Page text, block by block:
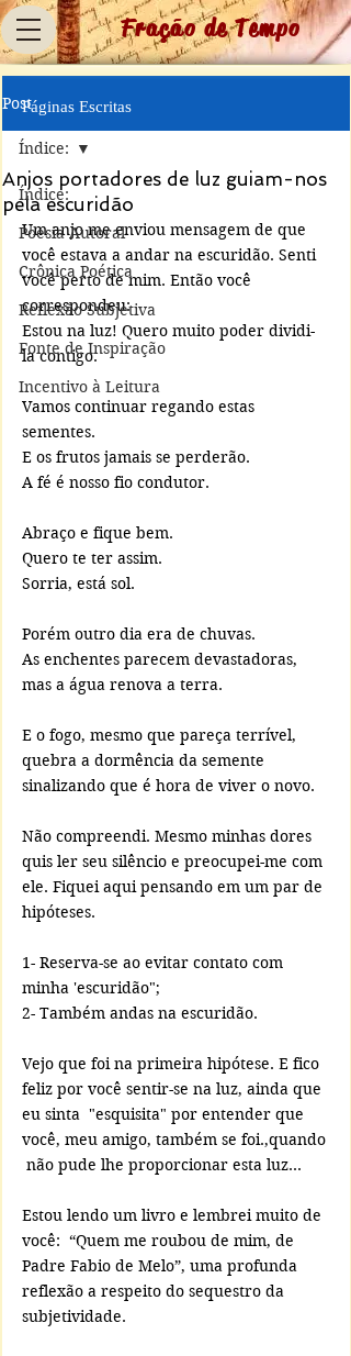
Fração de Tempo
Post
Índice:
Poesia Autoral
Crônica Poética
Reflexão Subjetiva
Fonte de Inspiração
Incentivo à Leitura
Índice:
Anjos portadores de luz guiam-nos
pela escuridão
Um anjo me enviou mensagem de que
você estava a andar na escuridão. Senti
você perto de mim. Então você
correspondeu:
Estou na luz! Quero muito poder dividi-
la contigo.
Vamos continuar regando estas
sementes.
E os frutos jamais se perderão.
A fé é nosso fio condutor.
Abraço e fique bem.
Quero te ter assim.
Porém outro dia era de chuvas.
As enchentes parecem devastadoras,
mas a água renova a terra.
E o fogo, mesmo que pareça terrível,
quebra a dormência da semente
sinalizando que é hora de viver o novo.
Não compreendi. Mesmo minhas dores
quis ler seu silêncio e preocupei-me com
ele. Fiquei aqui pensando em um par de
hipóteses.
1- Reserva-se ao evitar contato com
minha 'escuridão";
2- Também andas na escuridão.
Vejo que foi na primeira hipótese. E fico
feliz por você sentir-se na luz, ainda que
eu sinta  "esquisita" por entender que
você, meu amigo, também se foi.,quando
não pude lhe proporcionar esta luz...
Estou lendo um livro e lembrei muito de
você:  “Quem me roubou de mim, de
Padre Fabio de Melo”, uma profunda
reflexão a respeito do sequestro da
subjetividade.
Páginas Escritas